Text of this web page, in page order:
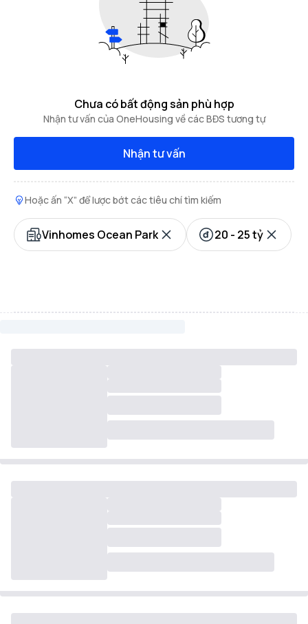
Chưa có bất động sản phù hợp
Nhận tư vấn của OneHousing về các BĐS tương tự
Nhận tư vấn
Hoặc ấn “X” để lược bớt các tiêu chí tìm kiếm
Vinhomes Ocean Park 20 - 25 tỷ